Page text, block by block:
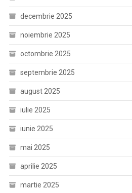
decembrie 2025
noiembrie 2025
octombrie 2025
septembrie 2025
august 2025
iulie 2025
iunie 2025
mai 2025
aprilie 2025
martie 2025